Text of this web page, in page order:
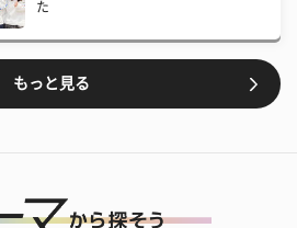
た
もっと見る